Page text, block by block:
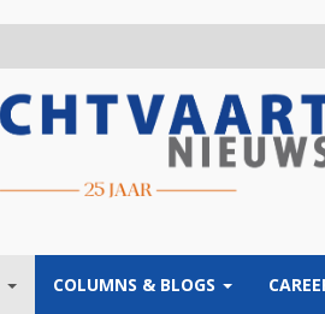
COLUMNS & BLOGS